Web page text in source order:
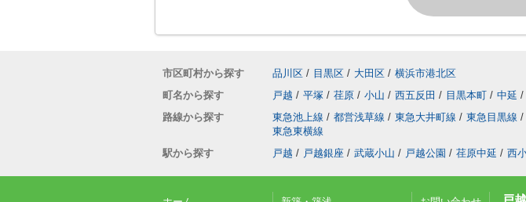
市区町村から探す 品川区 / 目黒区 / 大田区 / 横浜市港北区
町名から探す
戸越 / 平塚 / 荏原 / 小山 / 西五反田 / 目黒本町 / 中延 /
路線から探す
東急池上線 / 都営浅草線 / 東急大井町線 / 東急目黒線 /
東急東横線
駅から探す
戸越 / 戸越銀座 / 武蔵小山 / 戸越公園 / 荏原中延 / 西